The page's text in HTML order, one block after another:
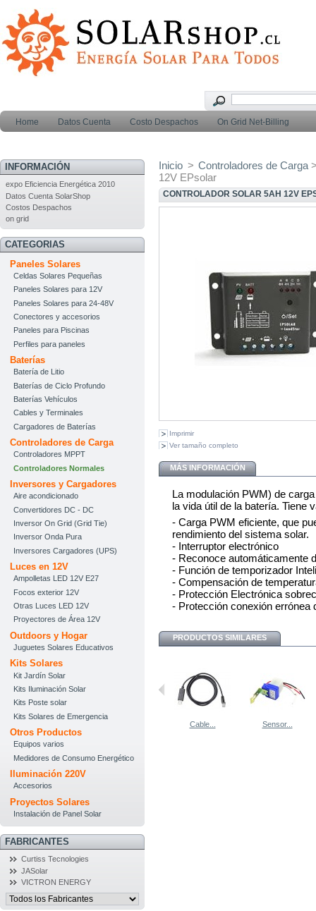
Home Datos Cuenta Costo Despachos On Grid Net-Billing
INFORMACIÓN
expo Eficiencia Energética 2010
Datos Cuenta SolarShop
Costos Despachos
on grid
CATEGORIAS
Paneles Solares
Celdas Solares Pequeñas
Paneles Solares para 12V
Paneles Solares para 24-48V
Conectores y accesorios
Paneles para Piscinas
Perfiles para paneles
Baterías
Batería de Litio
Baterías de Ciclo Profundo
Baterías Vehículos
Cables y Terminales
Cargadores de Baterías
Controladores de Carga
Controladores MPPT
Controladores Normales
Inversores y Cargadores
Aire acondicionado
Convertidores DC - DC
Inversor On Grid (Grid Tie)
Inversor Onda Pura
Inversores Cargadores (UPS)
Luces en 12V
Ampolletas LED 12V E27
Focos exterior 12V
Otras Luces LED 12V
Proyectores de Área 12V
Outdoors y Hogar
Juguetes Solares Educativos
Kits Solares
Kit Jardín Solar
Kits Iluminación Solar
Kits Poste solar
Kits Solares de Emergencia
Otros Productos
Equipos varios
Medidores de Consumo Energético
Iluminación 220V
Accesorios
Proyectos Solares
Instalación de Panel Solar
FABRICANTES
Curtiss Tecnologies
JASolar
VICTRON ENERGY
Inicio > Controladores de Carga
12V EPsolar
CONTROLADOR SOLAR 5AH 12V
Imprimir
Ver tamaño completo
MÁS INFORMACIÓN
La modulación PWM) de
la vida útil de la batería. Tiene
- Carga PWM eficiente, que
rendimiento del sistema solar.
- Interruptor electrónico
- Reconoce automáticamente
- Función de temporizador
- Compensación de
- Protección Electrónica
- Protección conexión errónea
PRODUCTOS SIMILARES
Cable... Sensor...